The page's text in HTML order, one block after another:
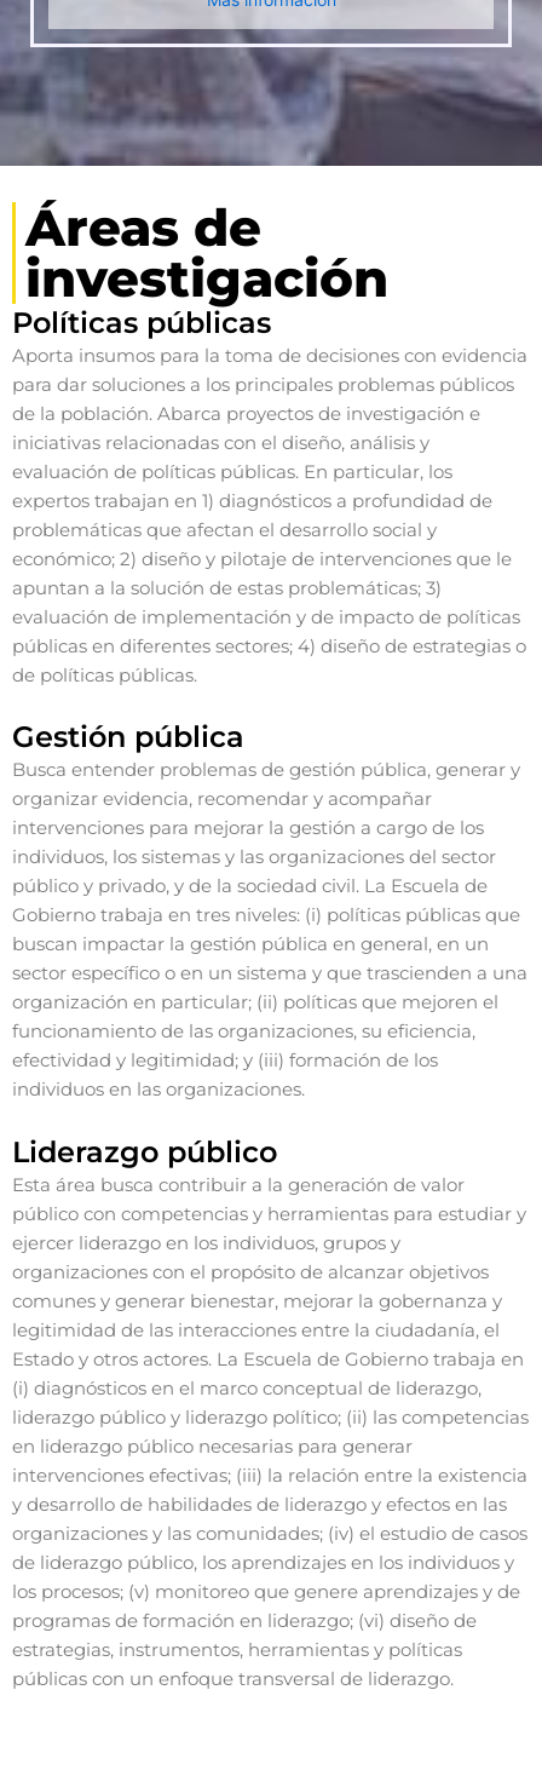
Áreas de
investigación
Políticas públicas
Aporta insumos para la toma de decisiones con evidencia
para dar soluciones a los principales problemas públicos
de la población. Abarca proyectos de investigación e
iniciativas relacionadas con el diseño, análisis y
evaluación de políticas públicas. En particular, los
expertos trabajan en 1) diagnósticos a profundidad de
problemáticas que afectan el desarrollo social y
económico; 2) diseño y pilotaje de intervenciones que le
apuntan a la solución de estas problemáticas; 3)
evaluación de implementación y de impacto de políticas
públicas en diferentes sectores; 4) diseño de estrategias o
de políticas públicas.
Gestión pública
Busca entender problemas de gestión pública, generar y
organizar evidencia, recomendar y acompañar
intervenciones para mejorar la gestión a cargo de los
individuos, los sistemas y las organizaciones del sector
público y privado, y de la sociedad civil. La Escuela de
Gobierno trabaja en tres niveles: (i) políticas públicas que
buscan impactar la gestión pública en general, en un
sector específico o en un sistema y que trascienden a una
organización en particular; (ii) políticas que mejoren el
funcionamiento de las organizaciones, su eficiencia,
efectividad y legitimidad; y (iii) formación de los
individuos en las organizaciones.
Liderazgo público
Esta área busca contribuir a la generación de valor
público con competencias y herramientas para estudiar y
ejercer liderazgo en los individuos, grupos y
organizaciones con el propósito de alcanzar objetivos
comunes y generar bienestar, mejorar la gobernanza y
legitimidad de las interacciones entre la ciudadanía, el
Estado y otros actores. La Escuela de Gobierno trabaja en
(i) diagnósticos en el marco conceptual de liderazgo,
liderazgo público y liderazgo político; (ii) las competencias
en liderazgo público necesarias para generar
intervenciones efectivas; (iii) la relación entre la existencia
y desarrollo de habilidades de liderazgo y efectos en las
organizaciones y las comunidades; (iv) el estudio de casos
de liderazgo público, los aprendizajes en los individuos y
los procesos; (v) monitoreo que genere aprendizajes y de
programas de formación en liderazgo; (vi) diseño de
estrategias, instrumentos, herramientas y políticas
públicas con un enfoque transversal de liderazgo.